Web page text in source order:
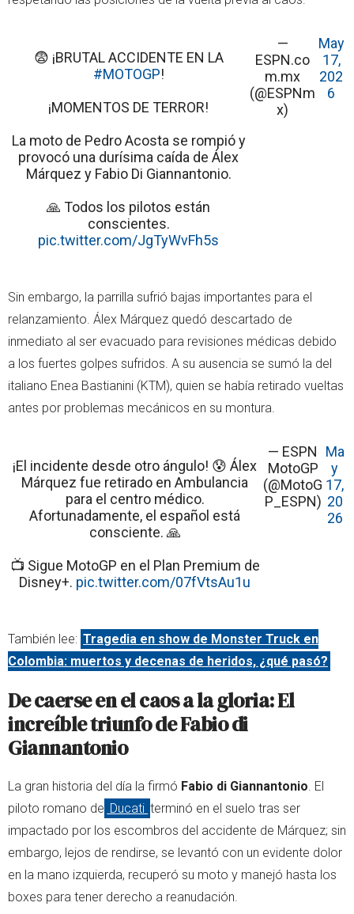
😨 ¡BRUTAL ACCIDENTE EN LA
#MOTOGP!
¡MOMENTOS DE TERROR!
La moto de Pedro Acosta se rompió y
provocó una durísima caída de Álex
Márquez y Fabio Di Giannantonio.
🙏 Todos los pilotos están
conscientes.
pic.twitter.com/JgTyWvFh5s
—
ESPN.co
m.mx
(@ESPNm
x)
May
17,
202
6
Sin embargo, la parrilla sufrió bajas importantes para el
relanzamiento. Álex Márquez quedó descartado de
inmediato al ser evacuado para revisiones médicas debido
a los fuertes golpes sufridos. A su ausencia se sumó la del
italiano Enea Bastianini (KTM), quien se había retirado vueltas
antes por problemas mecánicos en su montura.
¡El incidente desde otro ángulo! 😰 Álex
Márquez fue retirado en Ambulancia
para el centro médico.
Afortunadamente, el español está
consciente. 🙏
📺 Sigue MotoGP en el Plan Premium de
Disney+. pic.twitter.com/07fVtsAu1u
— ESPN
MotoGP
(@MotoG
P_ESPN)
Ma
y
17,
20
26
También lee: Tragedia en show de Monster Truck en
Colombia: muertos y decenas de heridos, ¿qué pasó?
De caerse en el caos a la gloria: El
increíble triunfo de Fabio di
Giannantonio
La gran historia del día la firmó Fabio di Giannantonio. El
piloto romano de Ducati terminó en el suelo tras ser
impactado por los escombros del accidente de Márquez; sin
embargo, lejos de rendirse, se levantó con un evidente dolor
en la mano izquierda, recuperó su moto y manejó hasta los
boxes para tener derecho a reanudación.